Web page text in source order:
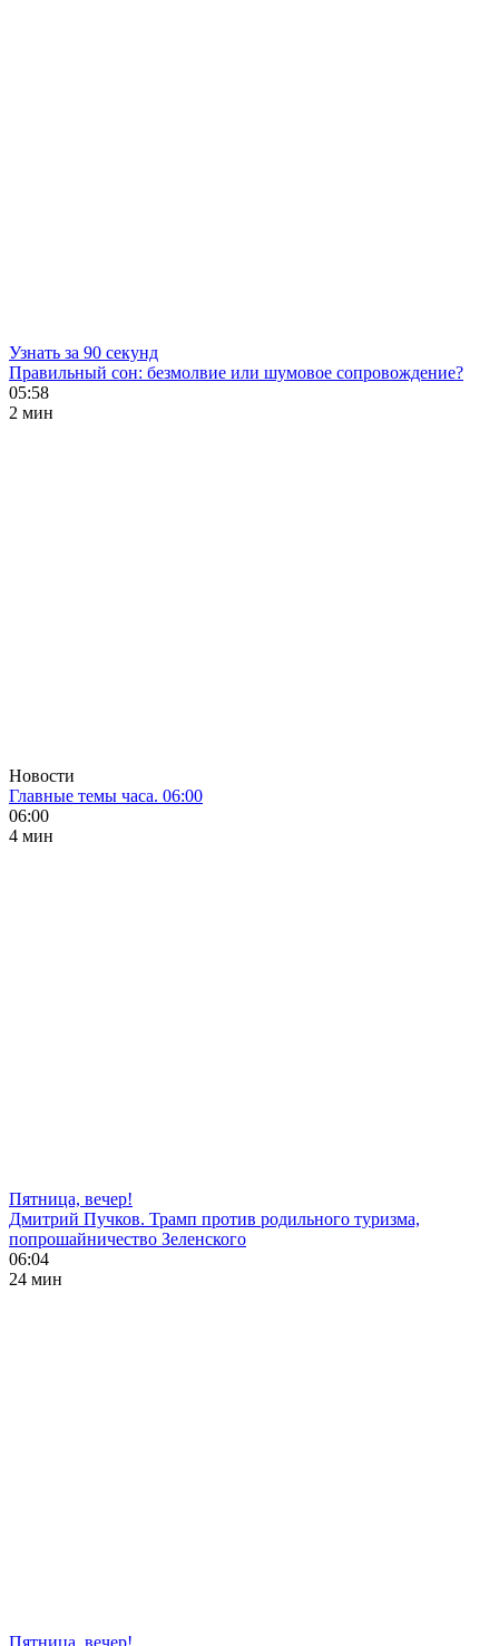
Узнать за 90 секунд
Правильный сон: безмолвие или шумовое сопровождение?
05:58
2 мин
Новости
Главные темы часа. 06:00
06:00
4 мин
Пятница, вечер!
Дмитрий Пучков. Трамп против родильного туризма,
попрошайничество Зеленского
06:04
24 мин
Пятница, вечер!